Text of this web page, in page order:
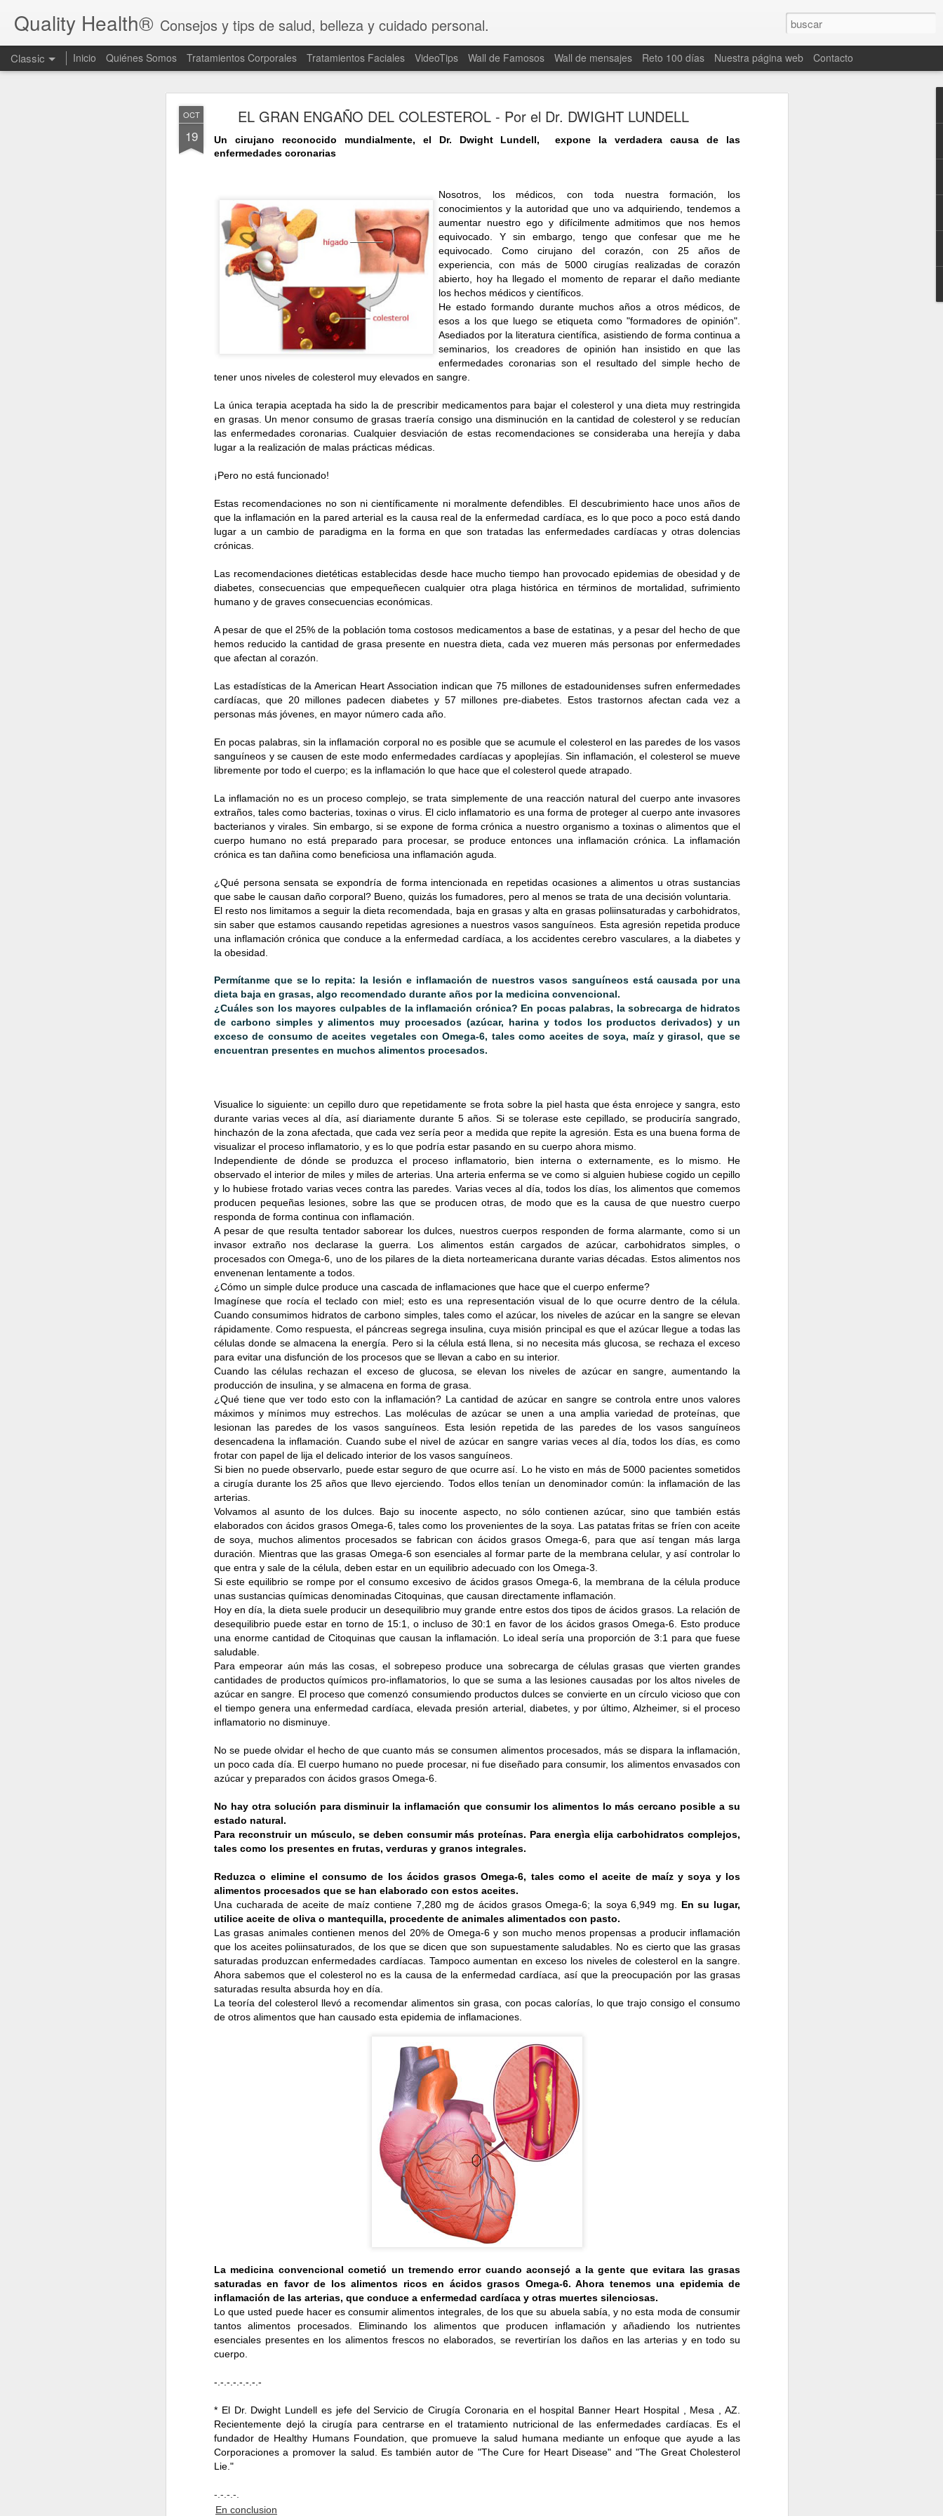
OCT
19
EL GRAN ENGAÑO DEL COLESTEROL - Por el Dr. DWIGHT LUNDELL
Un cirujano reconocido mundialmente, el Dr. Dwight Lundell, expone la verdadera causa de las
enfermedades coronarias
Nosotros, los médicos, con toda nuestra formación, los
conocimientos y la autoridad que uno va adquiriendo, tendemos a
aumentar nuestro ego y difícilmente admitimos que nos hemos
equivocado. Y sin embargo, tengo que confesar que me he
equivocado. Como cirujano del corazón, con 25 años de
experiencia, con más de 5000 cirugías realizadas de corazón
abierto, hoy ha llegado el momento de reparar el daño mediante
los hechos médicos y científicos.
He estado formando durante muchos años a otros médicos, de
esos a los que luego se etiqueta como "formadores de opinión".
Asediados por la literatura científica, asistiendo de forma continua a
seminarios, los creadores de opinión han insistido en que las
enfermedades coronarias son el resultado del simple hecho de
tener unos niveles de colesterol muy elevados en sangre.
La única terapia aceptada ha sido la de prescribir medicamentos para bajar el colesterol y una dieta muy restringida
en grasas. Un menor consumo de grasas traería consigo una disminución en la cantidad de colesterol y se reducían
las enfermedades coronarias. Cualquier desviación de estas recomendaciones se consideraba una herejía y daba
lugar a la realización de malas prácticas médicas.
¡Pero no está funcionado!
Estas recomendaciones no son ni científicamente ni moralmente defendibles. El descubrimiento hace unos años de
que la inflamación en la pared arterial es la causa real de la enfermedad cardíaca, es lo que poco a poco está dando
lugar a un cambio de paradigma en la forma en que son tratadas las enfermedades cardíacas y otras dolencias
crónicas.
Las recomendaciones dietéticas establecidas desde hace mucho tiempo han provocado epidemias de obesidad y de
diabetes, consecuencias que empequeñecen cualquier otra plaga histórica en términos de mortalidad, sufrimiento
humano y de graves consecuencias económicas.
A pesar de que el 25% de la población toma costosos medicamentos a base de estatinas, y a pesar del hecho de que
hemos reducido la cantidad de grasa presente en nuestra dieta, cada vez mueren más personas por enfermedades
que afectan al corazón.
Las estadísticas de la American Heart Association indican que 75 millones de estadounidenses sufren enfermedades
cardíacas, que 20 millones padecen diabetes y 57 millones pre-diabetes. Estos trastornos afectan cada vez a
personas más jóvenes, en mayor número cada año.
En pocas palabras, sin la inflamación corporal no es posible que se acumule el colesterol en las paredes de los vasos
sanguíneos y se causen de este modo enfermedades cardíacas y apoplejías. Sin inflamación, el colesterol se mueve
libremente por todo el cuerpo; es la inflamación lo que hace que el colesterol quede atrapado.
La inflamación no es un proceso complejo, se trata simplemente de una reacción natural del cuerpo ante invasores
extraños, tales como bacterias, toxinas o virus. El ciclo inflamatorio es una forma de proteger al cuerpo ante invasores
bacterianos y virales. Sin embargo, si se expone de forma crónica a nuestro organismo a toxinas o alimentos que el
cuerpo humano no está preparado para procesar, se produce entonces una inflamación crónica. La inflamación
crónica es tan dañina como beneficiosa una inflamación aguda.
¿Qué persona sensata se expondría de forma intencionada en repetidas ocasiones a alimentos u otras sustancias
que sabe le causan daño corporal? Bueno, quizás los fumadores, pero al menos se trata de una decisión voluntaria.
El resto nos limitamos a seguir la dieta recomendada, baja en grasas y alta en grasas poliinsaturadas y carbohidratos,
sin saber que estamos causando repetidas agresiones a nuestros vasos sanguíneos. Esta agresión repetida produce
una inflamación crónica que conduce a la enfermedad cardíaca, a los accidentes cerebro vasculares, a la diabetes y
la obesidad.
Permítanme que se lo repita: la lesión e inflamación de nuestros vasos sanguíneos está causada por una
dieta baja en grasas, algo recomendado durante años por la medicina convencional.
¿Cuáles son los mayores culpables de la inflamación crónica? En pocas palabras, la sobrecarga de hidratos
de carbono simples y alimentos muy procesados (azúcar, harina y todos los productos derivados) y un
exceso de consumo de aceites vegetales con Omega-6, tales como aceites de soya, maíz y girasol, que se
encuentran presentes en muchos alimentos procesados.
Visualice lo siguiente: un cepillo duro que repetidamente se frota sobre la piel hasta que ésta enrojece y sangra, esto
durante varias veces al día, así diariamente durante 5 años. Si se tolerase este cepillado, se produciría sangrado,
hinchazón de la zona afectada, que cada vez sería peor a medida que repite la agresión. Esta es una buena forma de
visualizar el proceso inflamatorio, y es lo que podría estar pasando en su cuerpo ahora mismo.
Independiente de dónde se produzca el proceso inflamatorio, bien interna o externamente, es lo mismo. He
observado el interior de miles y miles de arterias. Una arteria enferma se ve como si alguien hubiese cogido un cepillo
y lo hubiese frotado varias veces contra las paredes. Varias veces al día, todos los días, los alimentos que comemos
producen pequeñas lesiones, sobre las que se producen otras, de modo que es la causa de que nuestro cuerpo
responda de forma continua con inflamación.
A pesar de que resulta tentador saborear los dulces, nuestros cuerpos responden de forma alarmante, como si un
invasor extraño nos declarase la guerra. Los alimentos están cargados de azúcar, carbohidratos simples, o
procesados con Omega-6, uno de los pilares de la dieta norteamericana durante varias décadas. Estos alimentos nos
envenenan lentamente a todos.
¿Cómo un simple dulce produce una cascada de inflamaciones que hace que el cuerpo enferme?
Imagínese que rocía el teclado con miel; esto es una representación visual de lo que ocurre dentro de la célula.
Cuando consumimos hidratos de carbono simples, tales como el azúcar, los niveles de azúcar en la sangre se elevan
rápidamente. Como respuesta, el páncreas segrega insulina, cuya misión principal es que el azúcar llegue a todas las
células donde se almacena la energía. Pero si la célula está llena, si no necesita más glucosa, se rechaza el exceso
para evitar una disfunción de los procesos que se llevan a cabo en su interior.
Cuando las células rechazan el exceso de glucosa, se elevan los niveles de azúcar en sangre, aumentando la
producción de insulina, y se almacena en forma de grasa.
¿Qué tiene que ver todo esto con la inflamación? La cantidad de azúcar en sangre se controla entre unos valores
máximos y mínimos muy estrechos. Las moléculas de azúcar se unen a una amplia variedad de proteínas, que
lesionan las paredes de los vasos sanguíneos. Esta lesión repetida de las paredes de los vasos sanguíneos
desencadena la inflamación. Cuando sube el nivel de azúcar en sangre varias veces al día, todos los días, es como
frotar con papel de lija el delicado interior de los vasos sanguíneos.
Si bien no puede observarlo, puede estar seguro de que ocurre así. Lo he visto en más de 5000 pacientes sometidos
a cirugía durante los 25 años que llevo ejerciendo. Todos ellos tenían un denominador común: la inflamación de las
arterias.
Volvamos al asunto de los dulces. Bajo su inocente aspecto, no sólo contienen azúcar, sino que también estás
elaborados con ácidos grasos Omega-6, tales como los provenientes de la soya. Las patatas fritas se fríen con aceite
de soya, muchos alimentos procesados se fabrican con ácidos grasos Omega-6, para que así tengan más larga
duración. Mientras que las grasas Omega-6 son esenciales al formar parte de la membrana celular, y así controlar lo
que entra y sale de la célula, deben estar en un equilibrio adecuado con los Omega-3.
Si este equilibrio se rompe por el consumo excesivo de ácidos grasos Omega-6, la membrana de la célula produce
unas sustancias químicas denominadas Citoquinas, que causan directamente inflamación.
Hoy en día, la dieta suele producir un desequilibrio muy grande entre estos dos tipos de ácidos grasos. La relación de
desequilibrio puede estar en torno de 15:1, o incluso de 30:1 en favor de los ácidos grasos Omega-6. Esto produce
una enorme cantidad de Citoquinas que causan la inflamación. Lo ideal sería una proporción de 3:1 para que fuese
saludable.
Para empeorar aún más las cosas, el sobrepeso produce una sobrecarga de células grasas que vierten grandes
cantidades de productos químicos pro-inflamatorios, lo que se suma a las lesiones causadas por los altos niveles de
azúcar en sangre. El proceso que comenzó consumiendo productos dulces se convierte en un círculo vicioso que con
el tiempo genera una enfermedad cardíaca, elevada presión arterial, diabetes, y por último, Alzheimer, si el proceso
inflamatorio no disminuye.
No se puede olvidar el hecho de que cuanto más se consumen alimentos procesados, más se dispara la inflamación,
un poco cada día. El cuerpo humano no puede procesar, ni fue diseñado para consumir, los alimentos envasados con
azúcar y preparados con ácidos grasos Omega-6.
No hay otra solución para disminuir la inflamación que consumir los alimentos lo más cercano posible a su
estado natural.
Para reconstruir un músculo, se deben consumir más proteínas. Para energìa elija carbohidratos complejos,
tales como los presentes en frutas, verduras y granos integrales.
Reduzca o elimine el consumo de los ácidos grasos Omega-6, tales como el aceite de maíz y soya y los
alimentos procesados que se han elaborado con estos aceites.
Una cucharada de aceite de maíz contiene 7,280 mg de ácidos grasos Omega-6; la soya 6,949 mg. En su lugar,
utilice aceite de oliva o mantequilla, procedente de animales alimentados con pasto.
Las grasas animales contienen menos del 20% de Omega-6 y son mucho menos propensas a producir inflamación
que los aceites poliinsaturados, de los que se dicen que son supuestamente saludables. No es cierto que las grasas
saturadas produzcan enfermedades cardíacas. Tampoco aumentan en exceso los niveles de colesterol en la sangre.
Ahora sabemos que el colesterol no es la causa de la enfermedad cardíaca, así que la preocupación por las grasas
saturadas resulta absurda hoy en día.
La teoría del colesterol llevó a recomendar alimentos sin grasa, con pocas calorías, lo que trajo consigo el consumo
de otros alimentos que han causado esta epidemia de inflamaciones.
La medicina convencional cometió un tremendo error cuando aconsejó a la gente que evitara las grasas
saturadas en favor de los alimentos ricos en ácidos grasos Omega-6. Ahora tenemos una epidemia de
inflamación de las arterias, que conduce a enfermedad cardíaca y otras muertes silenciosas.
Lo que usted puede hacer es consumir alimentos integrales, de los que su abuela sabía, y no esta moda de consumir
tantos alimentos procesados. Eliminando los alimentos que producen inflamación y añadiendo los nutrientes
esenciales presentes en los alimentos frescos no elaborados, se revertirían los daños en las arterias y en todo su
cuerpo.
-.-.-.-.-.-.-.-
* El Dr. Dwight Lundell es jefe del Servicio de Cirugía Coronaria en el hospital Banner Heart Hospital , Mesa , AZ.
Recientemente dejó la cirugía para centrarse en el tratamiento nutricional de las enfermedades cardíacas. Es el
fundador de Healthy Humans Foundation, que promueve la salud humana mediante un enfoque que ayude a las
Corporaciones a promover la salud. Es también autor de "The Cure for Heart Disease" and "The Great Cholesterol
Lie."
-.-.-.-.
En conclusion
Quality Health® Consejos y tips de salud, belleza y cuidado personal.
Classic Inicio Quiénes Somos Tratamientos Corporales Tratamientos Faciales VideoTips Wall de Famosos Wall de mensajes Reto 100 días Nuestra página web Contacto
Logra un cuerpo saludable ¡Ahora!
LOGRA UN CUERPO SALUDABLE ¡AHORA!
En el mundo actual, la tendencia apunta a un estilo de vida saludable donde el deporte y la nutrición
balanceada son claves para prolongar la esperanza de vida por más años.
¿Quieres comenzar a cambiar tus hábitos y desarrollar un estilo de vida saludable? Para lograrlo es
necesario tener una planificación adecuada. En este artículo te enseñaré cómo hacerlo, basta con aplicar
estas pautas y… ¡ya está!
Doctora Gloria Bustamante
*Médica cirujana estética y cosmética de la Universidad Hebrea de Barilan y de la UIME Francia
*Médica Nutrióloga de la Universidad Barcelona
Visita un profesional de la salud, nutriólogo o nutricionista.
En la cita con el especialista es fundamental definir tus objetivos de peso, medidas y porcentajes de
grasa; diseñar el plan nutricional, pues una correcta alimentación te ayudará a estar bien nutrido, fuerte y
saludable. Finalmente, será él quien te oriente para realizar una suplementación correcta según tus
objetivos e incorporarla a la alimentación en el momento necesario.
Ejercítate.
Los resultados de una figura estética y sana corresponden a un 30% de ejercicio físico y un
70% de alimentación. Por lo tanto, para ejercitarte es necesario que utilices ropa cómoda que te permita
la transpiración, con el fin de eliminar las toxinas a través del sudor, Usa tenis con medias, desodorante y
Nunca uses fajas ni cinturillas mientras realices ejercicio, pues se limita la expansión del tórax y los
pulmones, de esa manera, la oxigenación de los músculos no será adecuada y, adicionalmente, la
Realiza ejercicio mínimo 4 veces a la semana de 45 minutos a 1 hora, incorpora las pesas y el cardio en
un trabajo funcional ya que si tienes una mejor calidad muscular tendrás un metabolismo más rápido y
ejercicios con el propio peso de tu cuerpo: flexiones, barras y abdomen, la creatividad juega un papel muy
importante. En casa también lo puedes disfrutar, compra un lazo para el cardio y unas pesas para tus
brazos y piernas, es muy importante trabajar todos los músculos de tu cuerpo.
Descanso. Ese es el momento en el cual te recuperas física y mentalmente. En las horas de sueño
profundo, las hormonas realizan un papel fundamental en la regeneración y recuperación en órganos,
músculos y tejidos. Come 2 horas antes de dormir, de lo contrario, el proceso digestivo y mental del
sistema nervioso van a estar ocupados en la digestión y no en la recuperación. Es importante escuchar a
Dentro de las 24 horas podrás distribuir tus horas de sueño en diferentes horarios, por ejemplo, dormir en
la tarde 2 horas y en la noche 4 a 6 horas.
Evita.El cigarrillo y las drogas ayudan lentamente a un deterioro de tu salud e interfieren en los objetivos
utilizar menos el automóvil y recréate caminando por la ciudad o en la ciclo vía.
Escucha música.Si la incorporas diariamente, la música aumenta tus endorfinas y el rendimiento
deportivo en un 35%. Los pensamientos se desvían de la sensación de agotamiento, hace que tu
entrenamiento sea más divertido y menos monóto excitación del sistema nervioso central y hace que
tengas un mejor desempeño y desarrollo. ¡Incluye siempre la música en tus rutinas!
¡Motívate!Despierta feliz en la mañana, agradece un nuevo y maravilloso día, sé positivo y recárgate de
energía. ¡La vida es maravillosa!
Dra. Gloria Bustamante - Quality Health
Publicado en La Revista Físico - Mayo 2016
Publicado4th October 2016porQuality Health®
0 Añadir un comentario
10 tips para hacer compras saludables y efectivas
Cuando hemos decidido cambiar nuestra alimentación por una más saludable y llena de vida, hacemos
de nuestras compras un placer, somos más cuidadosos y detallistas a la hora de elegir nuestros
productos.
Estos 10 tips serán de gran ayuda para que nuestras compras saludables sean verdaderamente efectivas
y tengamos mejores resultados
1.ENFOCA TUS OBJETIVOS:Para saber que comprar debes tener claro cuales son tus
objetivos, si deseas bajar de peso, aumentar tu masa muscular, si deseas bajar grasa, etc. Cada
objetivo determinará que será efectivo y que no en tu alimentación. Para ello, asegúrate de
2. PLANIFICA TUS COMIDAS:Trata de llevar una idea sobre lo que comerás semanalmente
para organizar que alimentos necesitarás. Planificar tus comidas es importante, te ayuda a
llevar un orden y disciplina en el proceso. Recuerda variar tus alimentos para que no se torne
monótona ni aburrida nuestra alimentación.
Para evitar “antojos” innecesarios lleva contigo una lista de los
alimentos que necesites o los que quisieras reemplazar. Así tu compra estará más enfocada a lo
Evita productos enlatados altos en sodio y conservantes. Elige frutas y verduras de temporada,
esto hace que sean aun más frescas y de mayor calidad.
5. NO COMPRES CON HAMBRE:Acostumbra ir a los mercados con tu estomago lleno para
6. COMPRA EN LUGARES ADECUADOS:
Hoy en día puedes encontrar productos integrales
en muchos supermercados de cadena, pero ojo, no serán productos tan saludables y frescos
como los que logras encontrar en MERCADOS SALUDABLES. Trata de identificar el más
integrales.